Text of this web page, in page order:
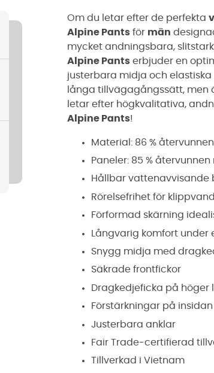
Om du letar efter de perfekta
Alpine Pants för män
mycket andningsbara,
Alpine Pants erbjuder en
justerbara midja och elastiska
långa tillvägagångssätt, men
letar efter högkvalitativa,
Alpine Pants!
Material: 86 %
Paneler: 85 %
Hållbar vattenavvisande
Rörelsefrihet för
Förformad skärning
Långvarig komfort under
Snygg midja med
Säkrade frontfickor
Dragkedjeficka på höger
Förstärkningar på
Justerbara anklar
Fair Trade-certifierad
Tillverkad i Vietnam